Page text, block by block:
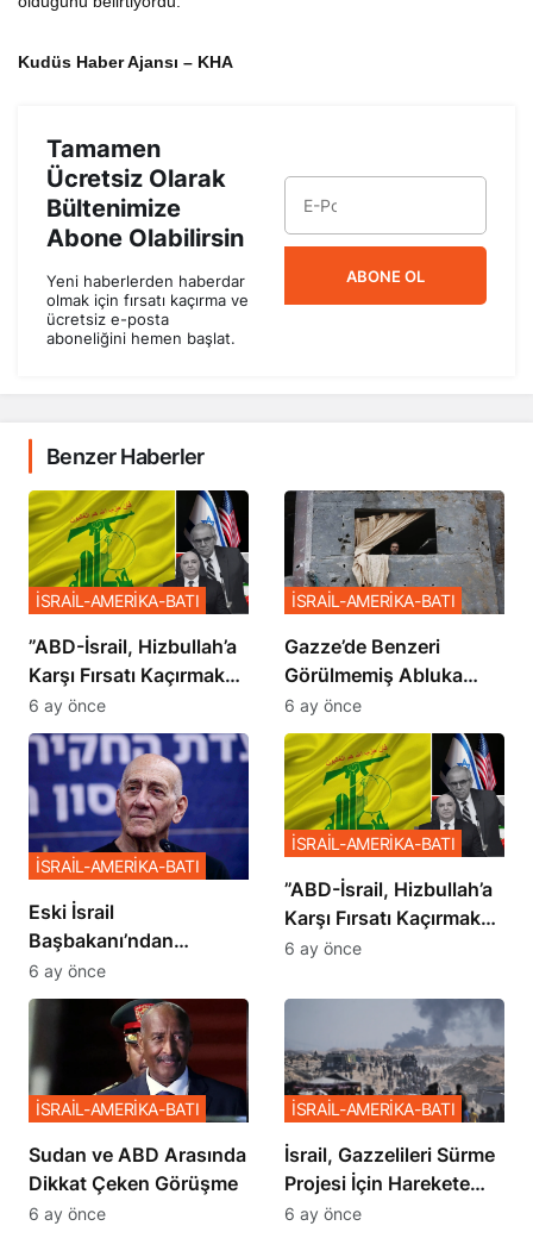
Kudüs Haber Ajansı – KHA
Tamamen
Ücretsiz Olarak
Bültenimize
Abone Olabilirsin
Yeni haberlerden haberdar
olmak için fırsatı kaçırma ve
ücretsiz e-posta
aboneliğini hemen başlat.
ABONE OL
Benzer Haberler
​​​​​​​”ABD-İsrail, Hizbullah’a
Karşı Fırsatı Kaçırmak
İstemiyor”
İSRAİL-AMERİKA-BATI
6 ay önce
​​​​​​​Gazze’de Benzeri
Görülmemiş Abluka
Planı
İSRAİL-AMERİKA-BATI
6 ay önce
Eski İsrail
Başbakanı’ndan
Netanyahu’ya Ağır
Sözler
İSRAİL-AMERİKA-BATI
6 ay önce
​​​​​​​”ABD-İsrail, Hizbullah’a
Karşı Fırsatı Kaçırmak
İstemiyor”
İSRAİL-AMERİKA-BATI
6 ay önce
Sudan ve ABD Arasında
Dikkat Çeken Görüşme
İSRAİL-AMERİKA-BATI
6 ay önce
İsrail, Gazzelileri Sürme
Projesi İçin Harekete
Geçti
İSRAİL-AMERİKA-BATI
6 ay önce